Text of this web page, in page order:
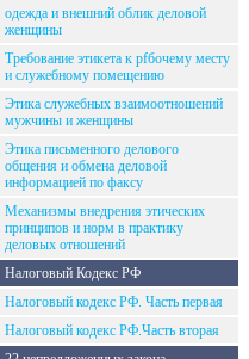
одежда и внешний облик деловой
женщины
Требование этикета к рfбочему месту
и служебному помещению
Этика служебных взаимоотношений
мужчины и женщины
Этика письменного делового
общения и обмена деловой
информацией по факсу
Механизмы внедрения этических
принципов и норм в практику
деловых отношений
Налоговый Кодекс РФ
Налоговый кодекс РФ. Часть первая
Налоговый кодекс РФ.Часть вторая